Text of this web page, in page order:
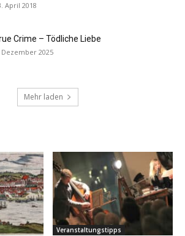
April 2018
Crime – Tödliche Liebe
Dezember 2025
Mehr laden
Veranstaltungstipps